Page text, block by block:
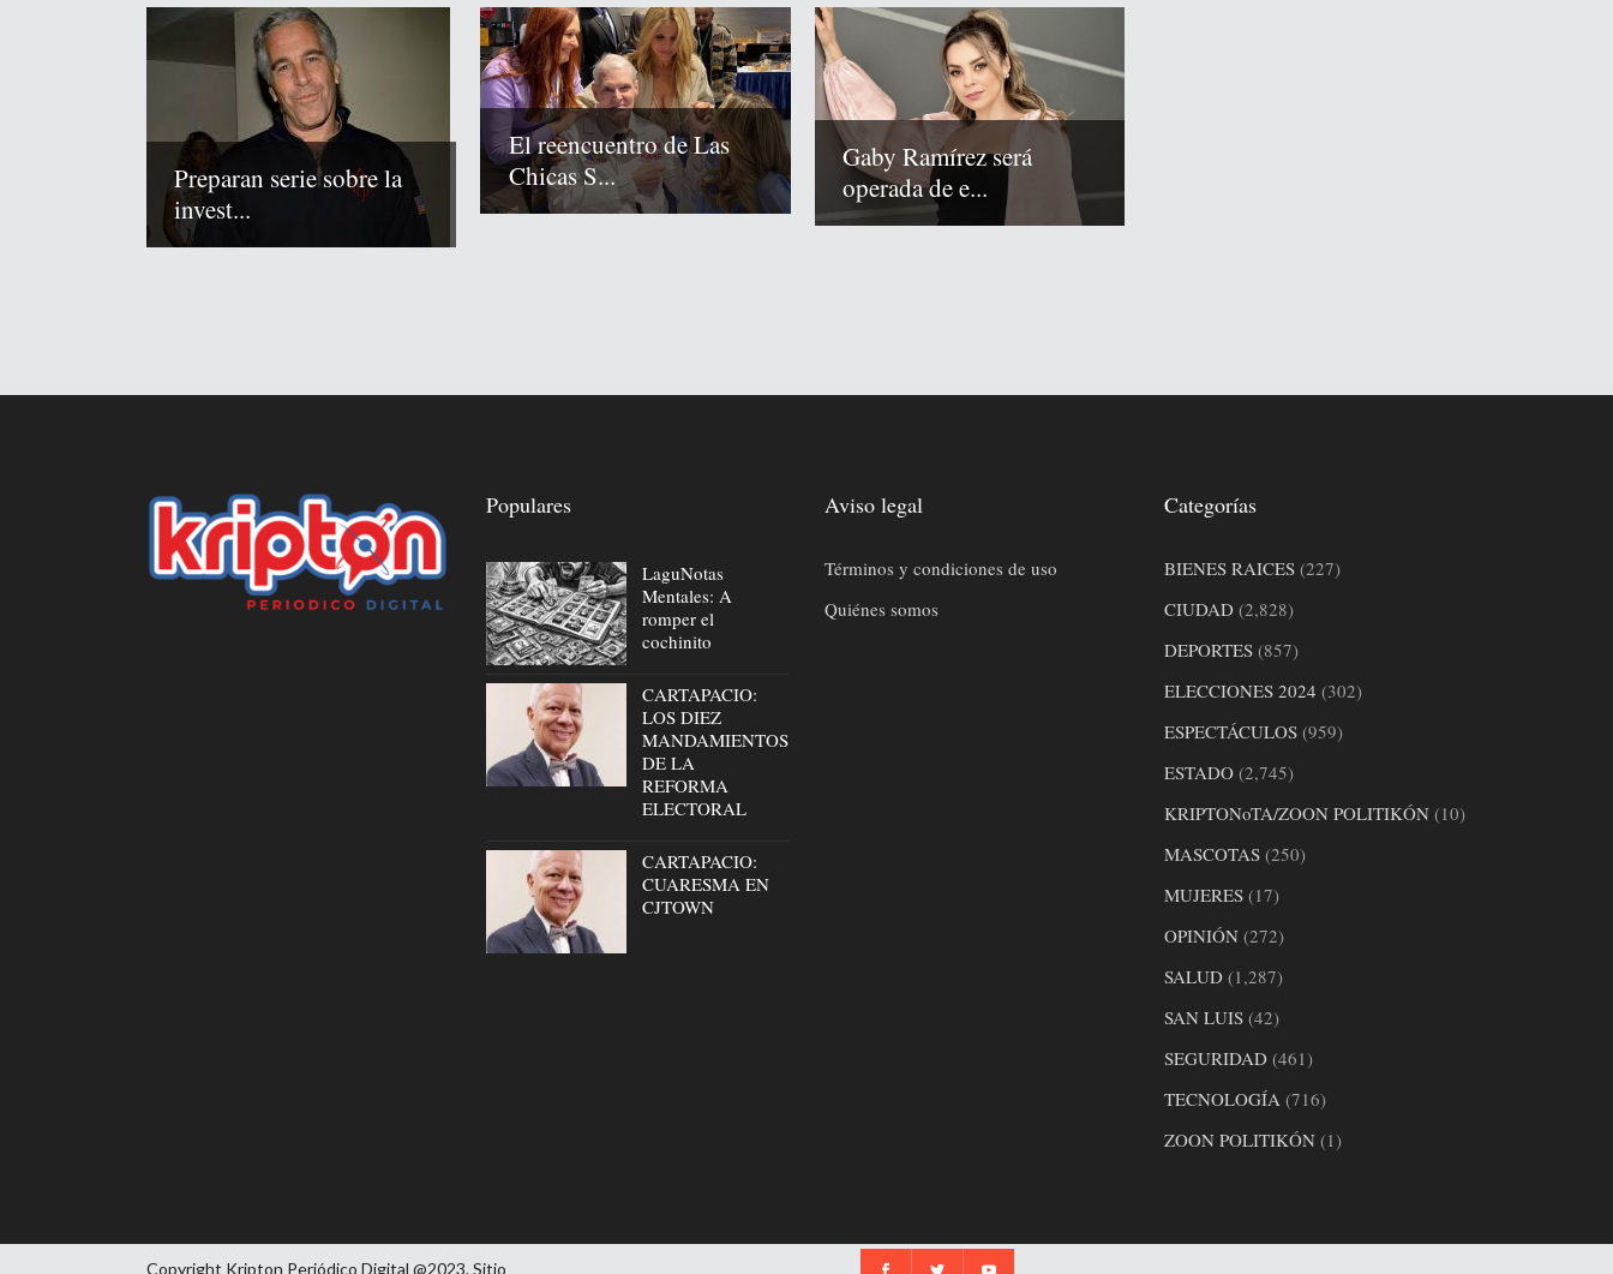
Preparan serie sobre la
invest...
El reencuentro de Las
Chicas S...
Gaby Ramírez será
operada de e...
Populares
LaguNotas
Mentales: A
romper el
cochinito
CARTAPACIO:
LOS DIEZ
MANDAMIENTOS
DE LA
REFORMA
ELECTORAL
CARTAPACIO:
CUARESMA EN
CJTOWN
Aviso legal
Términos y condiciones de uso
Quiénes somos
Categorías
BIENES RAICES(227)
CIUDAD(2,828)
DEPORTES(857)
ELECCIONES 2024 (302)
ESPECTÁCULOS(959)
ESTADO(2,745)
KRIPTONoTA/ZOON POLITIKÓN(10)
MASCOTAS(250)
MUJERES(17)
OPINIÓN(272)
SALUD(1,287)
SAN LUIS(42)
SEGURIDAD(461)
TECNOLOGÍA(716)
ZOON POLITIKÓN(1)
Copyright Kripton Periódico Digital @2023. Sitio